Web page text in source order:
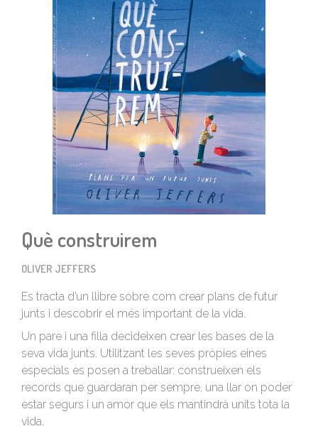
Què construirem
OLIVER JEFFERS
Es tracta d’un llibre sobre com crear plans de futur
junts i descobrir el més important de la vida.
Un pare i una filla decideixen crear les bases de la
seva vida junts. Utilitzant les seves pròpies eines
especials es posen a treballar: construeixen els
records que guardaran per sempre, una llar on poder
estar segurs i un amor que els mantindrà units tota la
vida.